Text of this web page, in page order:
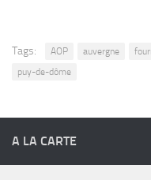
Tags: AOP auvergne
puy-de-dôme
A LA CARTE